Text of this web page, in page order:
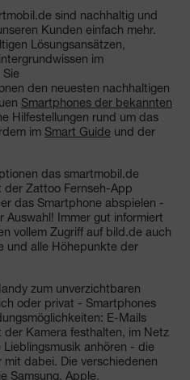
sind nachhaltig und
Kunden einfach mehr.
Lösungsansätzen,
im
Sie
den neuesten nachhaltigen
Smartphones der bekannten
Hilfestellungen rund um das
im Smart Guide und der
das smartmobil.de
der Zattoo Fernseh-App
das Smartphone abspielen -
Auswahl! Immer gut informiert
vollem Zugriff auf bild.de auch
und alle Höhepunkte der
zum unverzichtbaren
oder privat - Smartphones
E-Mails
Kamera festhalten, im Netz
anhören - die
mit dabei. Die verschiedenen
Samsung, Apple,